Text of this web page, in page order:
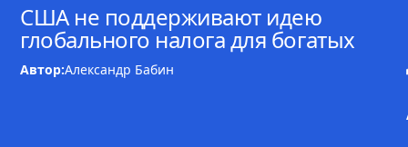
США не поддерживают идею
глобального налога для богатых
Автор:Александр Бабин